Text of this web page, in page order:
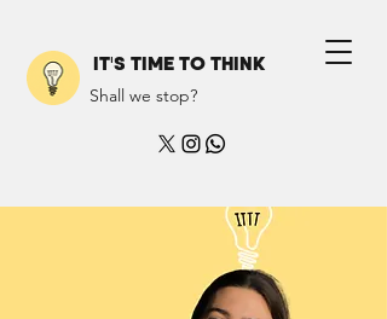
IT'S TIME TO THINK
Shall we stop?